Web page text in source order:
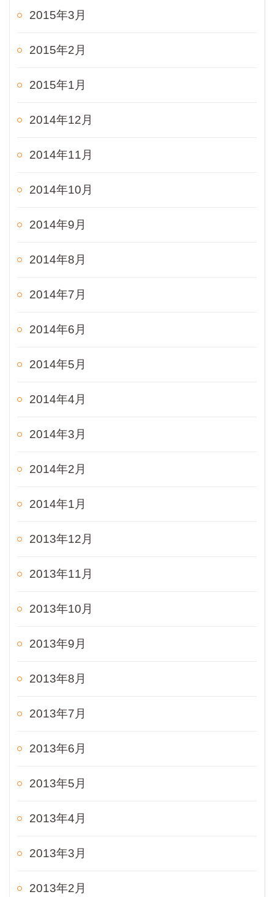
2015年3月
2015年2月
2015年1月
2014年12月
2014年11月
2014年10月
2014年9月
2014年8月
2014年7月
2014年6月
2014年5月
2014年4月
2014年3月
2014年2月
2014年1月
2013年12月
2013年11月
2013年10月
2013年9月
2013年8月
2013年7月
2013年6月
2013年5月
2013年4月
2013年3月
2013年2月